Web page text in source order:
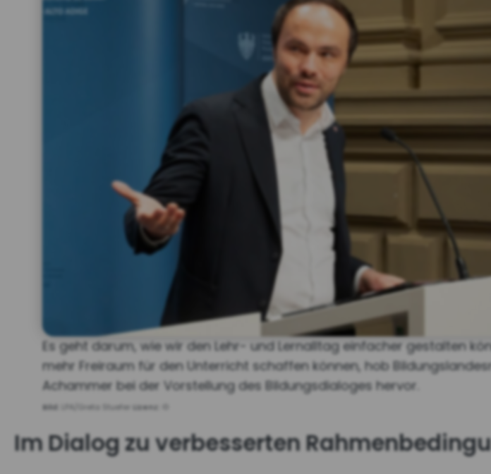
Es geht darum, wie wir den Lehr- und Lernalltag einfacher gestalten
mehr Freiraum für den Unterricht schaffen können, hob
Achammer bei der Vorstellung des Bildungsdialoges hervor.
Bild: LPA/Greta Stuefer Lizenz:
Im Dialog zu verbesserten